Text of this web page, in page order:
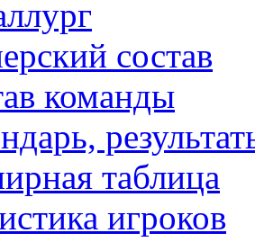
состав
команды
таблица
игроков